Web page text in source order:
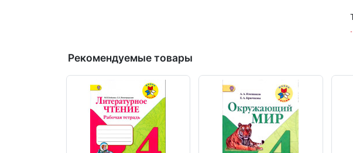
Рекомендуемые товары